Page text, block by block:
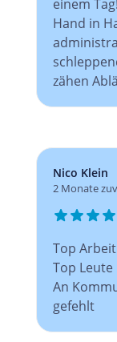
einem
Hand in
zähen
Nico Klein
2 Monate
Top Arbeit
Top Leute
An
gefehlt